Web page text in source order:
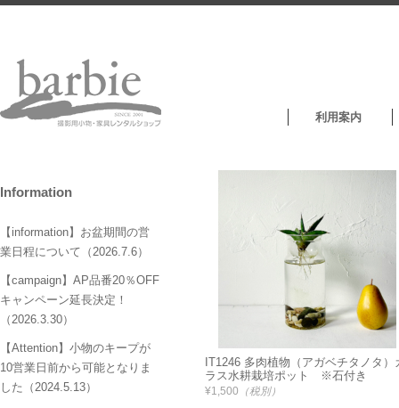
利用案内
IT1246 多肉植物（アガベチタノタ）
ラス水耕栽培ポット ※石付き
¥1,500 （税別）
Information
【information】お盆期間の営
業日程について（2026.7.6）
【campaign】AP品番20％OFF
キャンペーン延長決定！
（2026.3.30）
【Attention】小物のキープが
10営業日前から可能となりま
した（2024.5.13）